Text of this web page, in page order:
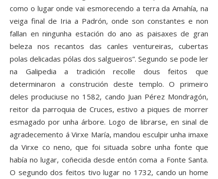
como o lugar onde vai esmorecendo a terra da Amahía, na
veiga final de Iria a Padrón, onde son constantes e non
fallan en ningunha estación do ano as paisaxes de gran
beleza nos recantos das canles ventureiras, cubertas
polas delicadas pólas dos salgueiros”. Segundo se pode ler
na Galipedia a tradición recolle dous feitos que
determinaron a construción deste templo. O primeiro
deles produciuse no 1582, cando Juan Pérez Mondragón,
reitor da parroquia de Cruces, estivo a piques de morrer
esmagado por unha árbore. Logo de librarse, en sinal de
agradecemento á Virxe María, mandou esculpir unha imaxe
da Virxe co neno, que foi situada sobre unha fonte que
había no lugar, coñecida desde entón coma a Fonte Santa.
O segundo dos feitos tivo lugar no 1732, cando un home